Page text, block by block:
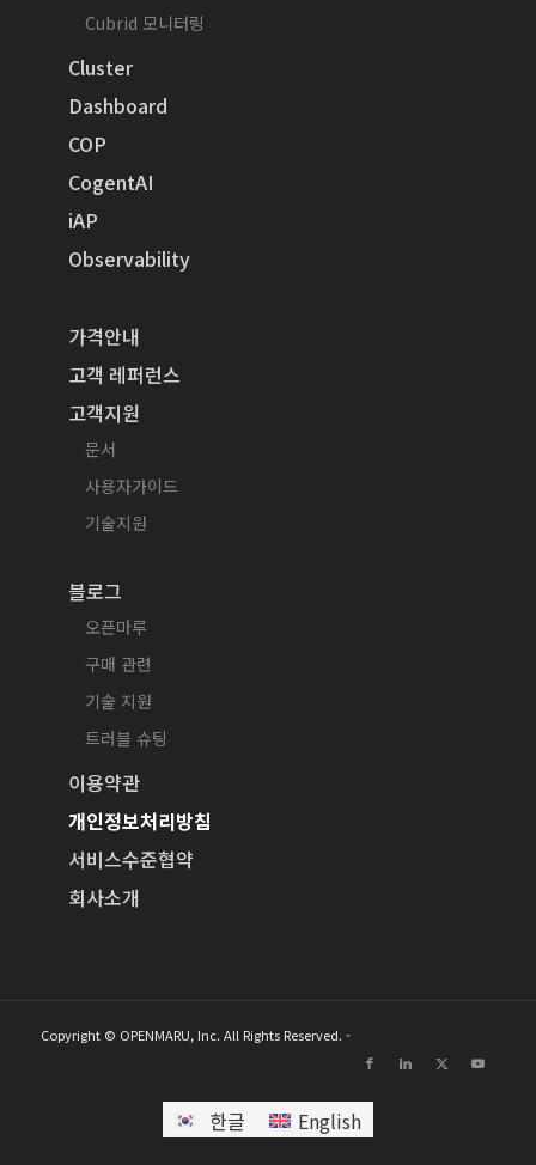
Cubrid 모니터링
Cluster
Dashboard
COP
CogentAI
iAP
Observability
가격안내
고객 레퍼런스
고객지원
문서
사용자가이드
기술지원
블로그
오픈마루
구매 관련
기술 지원
트러블 슈팅
이용약관
개인정보처리방침
서비스수준협약
회사소개
Copyright © OPENMARU, Inc. All Rights Reserved. -
한글 English